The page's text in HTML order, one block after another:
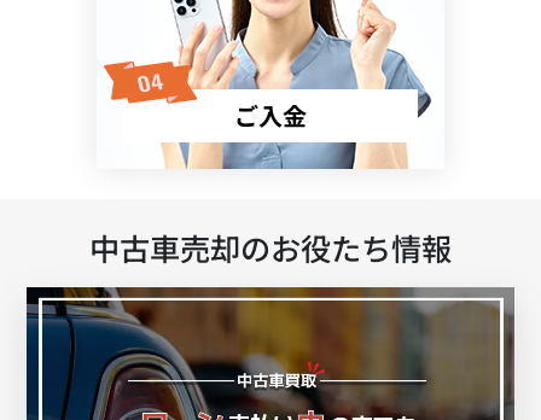
ご入金
中古車売却のお役たち情報